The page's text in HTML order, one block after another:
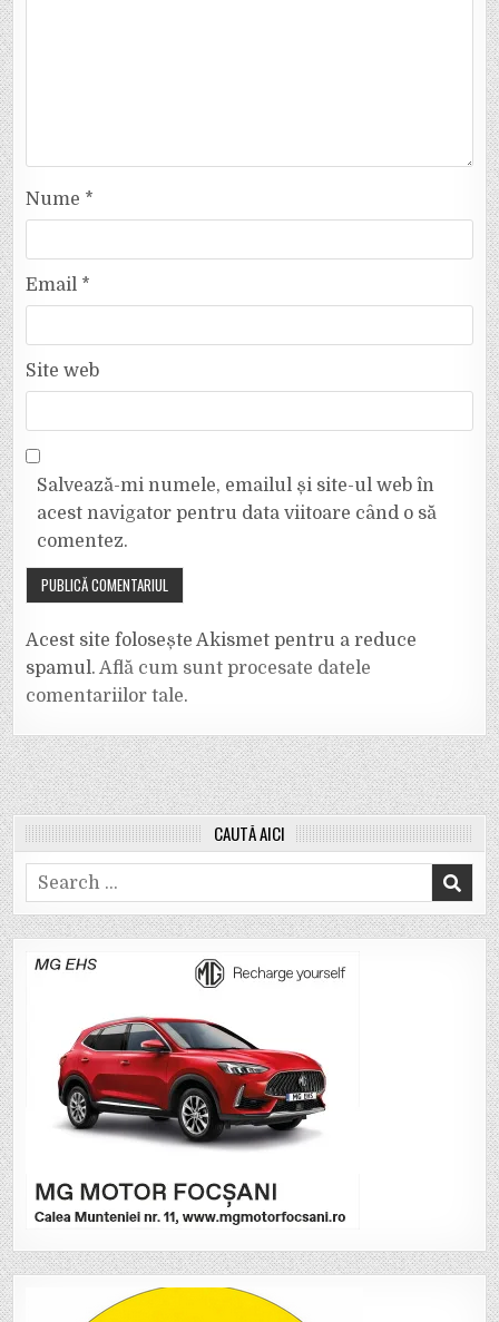
Nume *
Email *
Site web
Salvează-mi numele, emailul și site-ul web în
acest navigator pentru data viitoare când o să
comentez.
Acest site folosește Akismet pentru a reduce
spamul.Află cum sunt procesate datele
comentariilor tale.
CAUTĂ AICI
Search
for: